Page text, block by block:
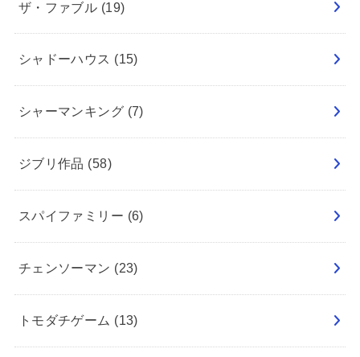
ザ・ファブル (19)
シャドーハウス (15)
シャーマンキング (7)
ジブリ作品 (58)
スパイファミリー (6)
チェンソーマン (23)
トモダチゲーム (13)